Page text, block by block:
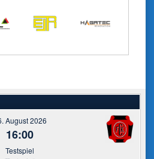
August 2026
16:00
Testspiel